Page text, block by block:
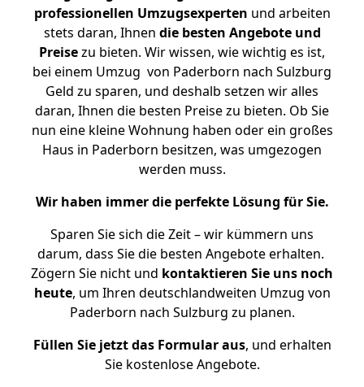
professionellen Umzugsexperten und arbeiten
stets daran, Ihnen die besten Angebote und
Preisezu bieten. Wir wissen, wie wichtig es ist,
bei einem Umzug von Paderborn nach Sulzburg
Geld zu sparen, und deshalb setzen wir alles
daran, Ihnen die besten Preise zu bieten. Ob Sie
nun eine kleine Wohnung haben oder ein großes
Haus in Paderborn besitzen, was umgezogen
werden muss.
Wir haben immer die perfekte Lösung für Sie.
Sparen Sie sich die Zeit – wir kümmern uns
darum, dass Sie die besten Angebote erhalten.
Zögern Sie nicht und kontaktieren Sie uns noch
heute, um Ihren deutschlandweiten Umzug von
Paderborn nach Sulzburg zu planen.
Füllen Sie jetzt das Formular aus, und erhalten
Sie kostenlose Angebote.